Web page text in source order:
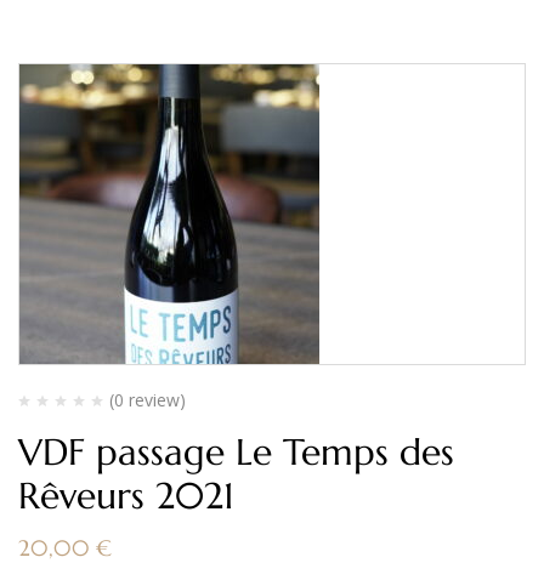
(0 review)
VDF passage Le Temps des
Rêveurs 2021
20,00 €